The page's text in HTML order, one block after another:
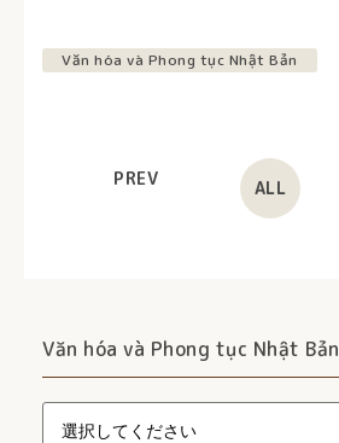
Văn hóa và Phong tục Nhật Bản
PREV ALL
Văn hóa và Phong tục Nhật Bản